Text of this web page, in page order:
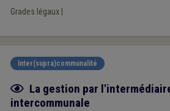
Grades légaux|
Inter(supra)communalité
Fiche focus
La gestion par
intercommunale